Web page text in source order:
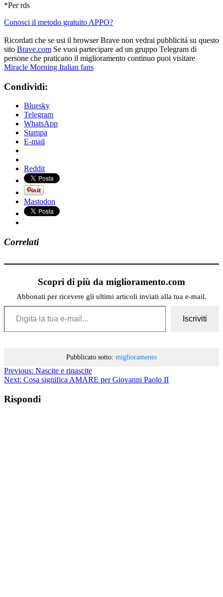
*Per rds
Conosci il metodo gratuito APPO?
Ricordati che se usi il browser Brave non vedrai pubblicitá su questo
sito Brave.com Se vuoi partecipare ad un gruppo Telegram di
persone che praticano il miglioramento continuo puoi visitare
Miracle Morning Italian fans
Condividi:
Bluesky
Telegram
WhatsApp
Stampa
E-mail
Reddit
Mastodon
Correlati
Scopri di più da miglioramento.com
Abbonati per ricevere gli ultimi articoli inviati alla tua e-mail.
Digita la tua e-mail...
Iscriviti
Pubblicato sotto: miglioramento
Previous: Nascite e rinascite
Next: Cosa significa AMARE per Giovanni Paolo II
Rispondi